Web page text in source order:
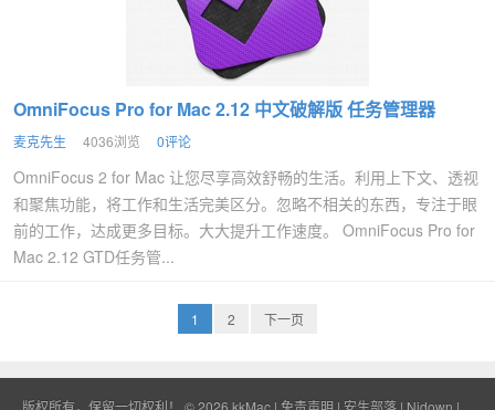
OmniFocus Pro for Mac 2.12 中文破解版 任务管理器
麦克先生 4036浏览 0评论
OmniFocus 2 for Mac 让您尽享高效舒畅的生活。利用上下文、透视
和聚焦功能，将工作和生活完美区分。忽略不相关的东西，专注于眼
前的工作，达成更多目标。大大提升工作速度。 OmniFocus Pro for
Mac 2.12 GTD任务管...
1 2 下一页
版权所有，保留一切权利！ © 2026 kkMac | 免责声明 | 安生部落 | Nidown |